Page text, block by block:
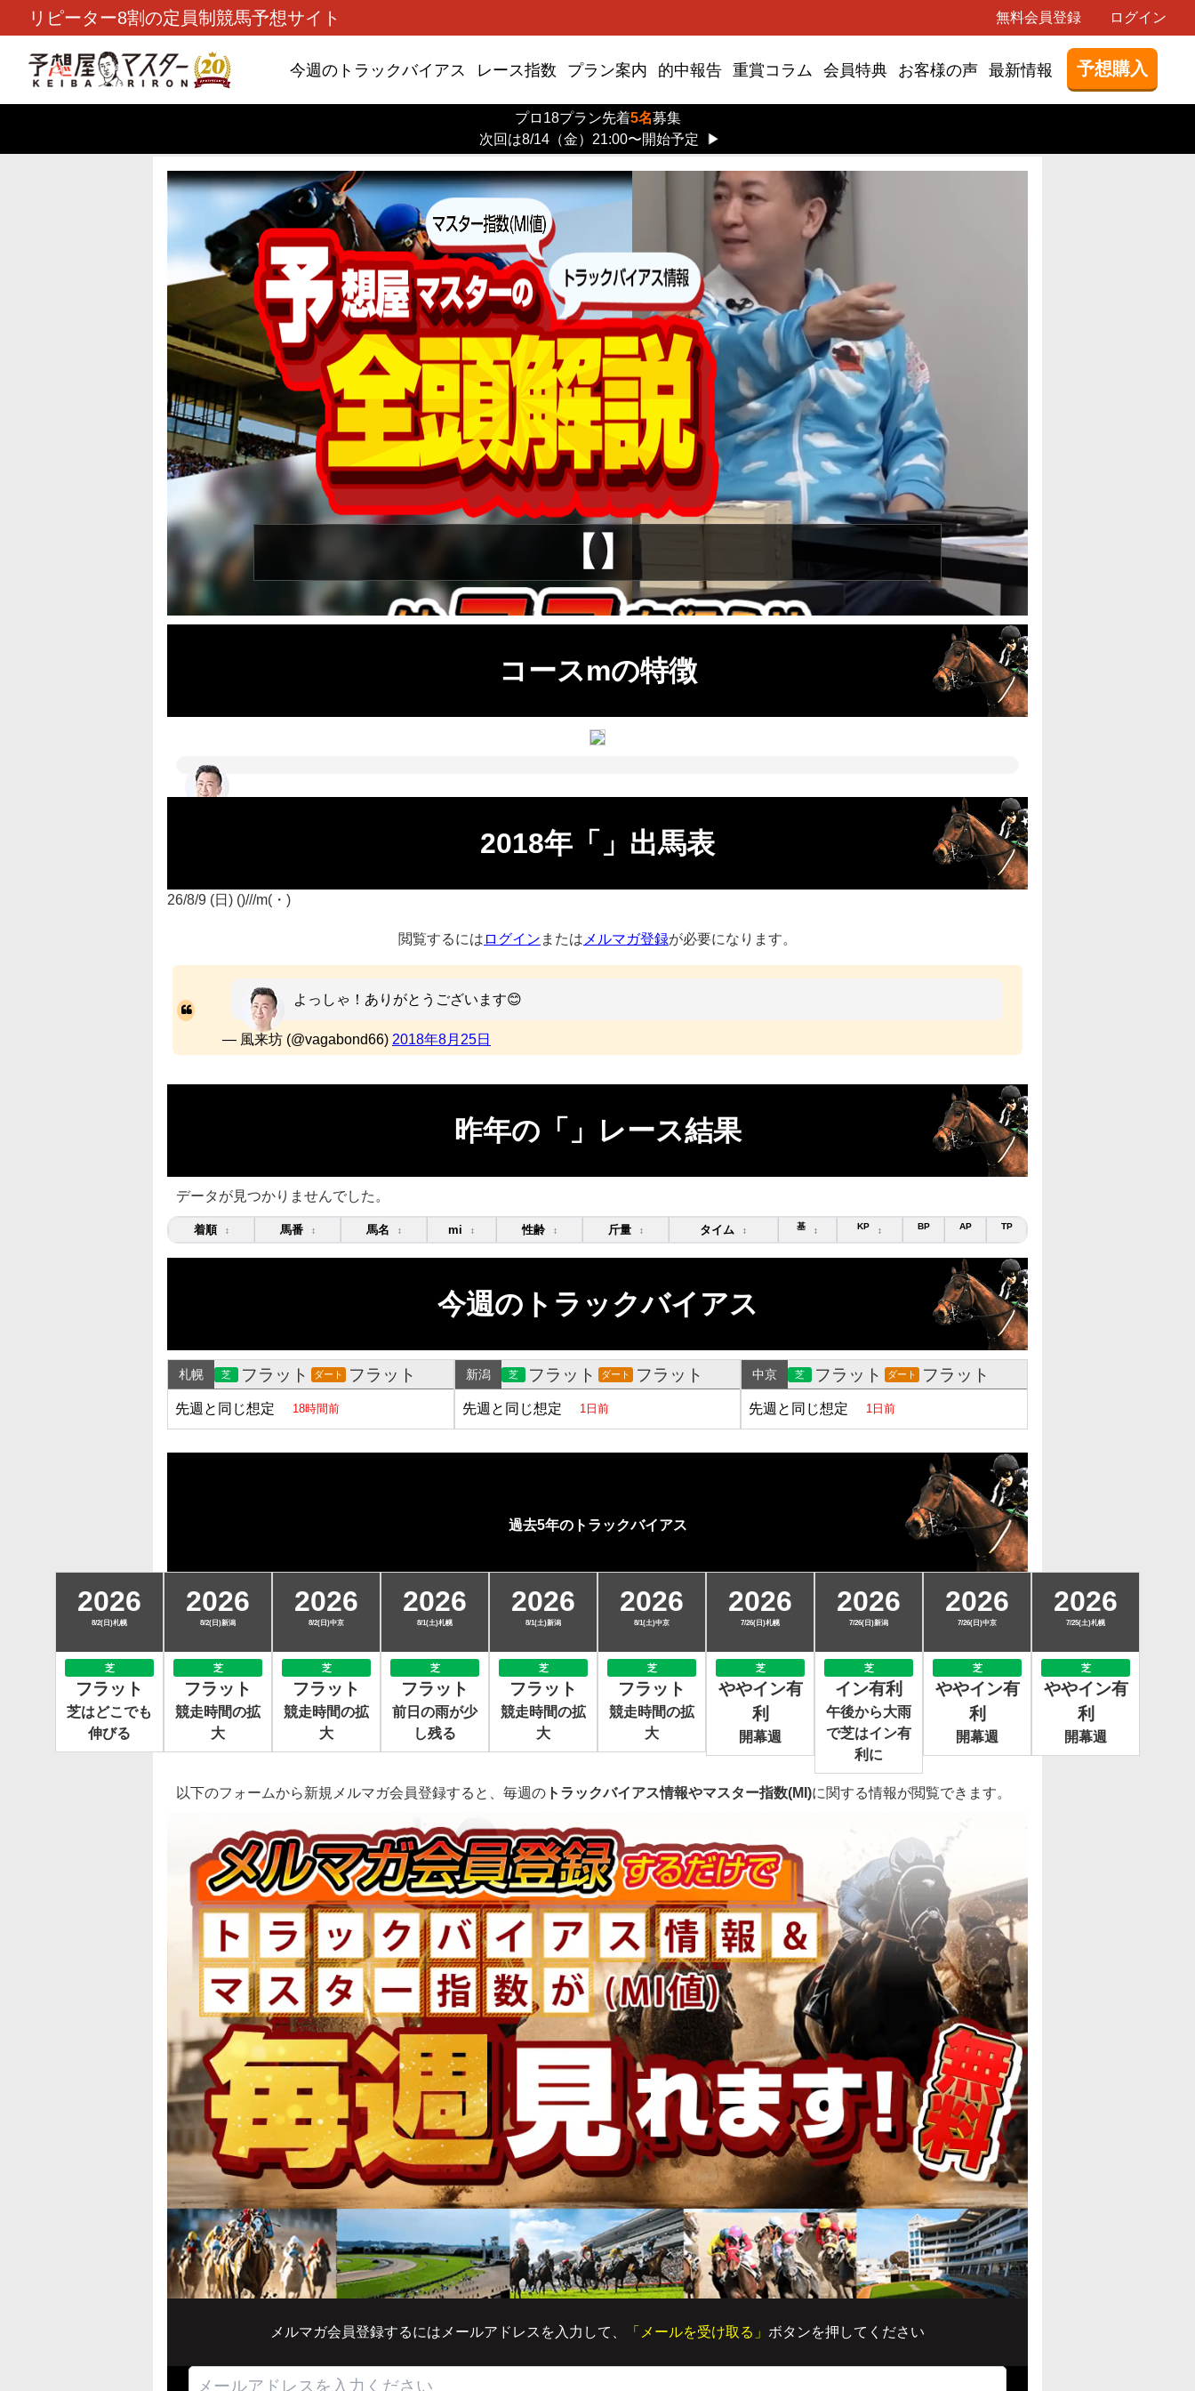
リピーター8割の定員制競馬予想サイト 無料会員登録 ログイン
今週のトラックバイアス レース指数 プラン案内 的中報告 重賞コラム 会員特典 お客様の声 最新情報 予想購入
プロ18プラン先着5名募集
次回は8/14（金）21:00〜開始予定
▶
【】
コースmの特徴
2018年「」出馬表
26/8/9 (日) ()///m(・)
閲覧するには ログイン または メルマガ登録が必要になります。
よっしゃ！ありがとうございます😊
— 風来坊 (@vagabond66) 2018年8月25日
昨年の「」レース結果
データが見つかりませんでした。
着順 ↕ 馬番 ↕ 馬名 ↕ mi ↕ 性齢 ↕ 斤量 ↕ タイム ↕ 基 ↕ KP ↕ BP AP TP
今週のトラックバイアス
札幌 芝 フラット ダート フラット
先週と同じ想定 18時間前
新潟 芝 フラット ダート フラット
先週と同じ想定 1日前
中京 芝 フラット ダート フラット
先週と同じ想定 1日前
過去5年のトラックバイアス
2026
8/2(日)札幌
芝
フラット
芝はどこでも
伸びる
2026
8/2(日)新潟
芝
フラット
競走時間の拡
大
2026
8/2(日)中京
芝
フラット
競走時間の拡
大
2026
8/1(土)札幌
芝
フラット
前日の雨が少
し残る
2026
8/1(土)新潟
芝
フラット
競走時間の拡
大
2026
8/1(土)中京
芝
フラット
競走時間の拡
大
2026
7/26(日)札幌
芝
ややイン有
利
開幕週
2026
7/26(日)新潟
芝
イン有利
午後から大雨
で芝はイン有
利に
2026
7/26(日)中京
芝
ややイン有
利
開幕週
2026
7/25(土)札幌
芝
ややイン有
利
開幕週
以下のフォームから新規メルマガ会員登録すると、毎週の トラックバイアス情報やマスター指数(MI)に関する情報が閲覧できます。
メルマガ会員登録するにはメールアドレスを入力して、 「メールを受け取る」 ボタンを押してください